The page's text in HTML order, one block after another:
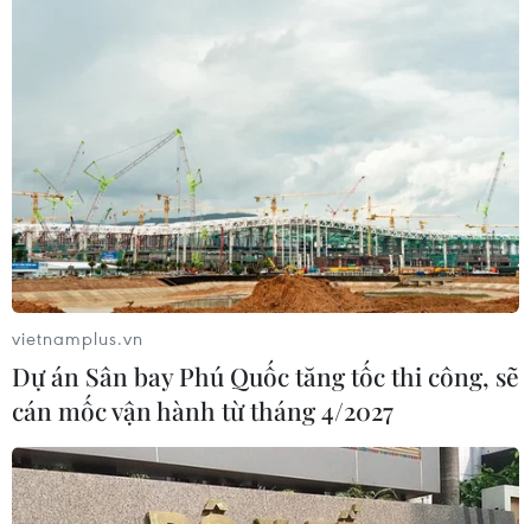
vietnamplus.vn
Dự án Sân bay Phú Quốc tăng tốc thi công, sẽ
cán mốc vận hành từ tháng 4/2027